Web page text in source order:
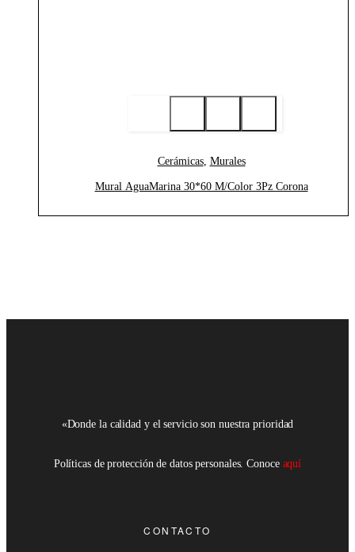
Cerámicas, Murales
Mural AguaMarina 30*60 M/Color 3Pz Corona
«Donde la calidad y el servicio son nuestra prioridad
Políticas de protección de datos personales. Conoce aquí
CONTACTO